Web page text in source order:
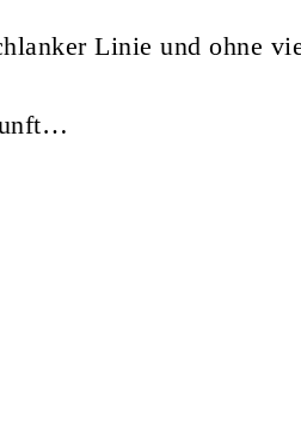
Linie und ohne